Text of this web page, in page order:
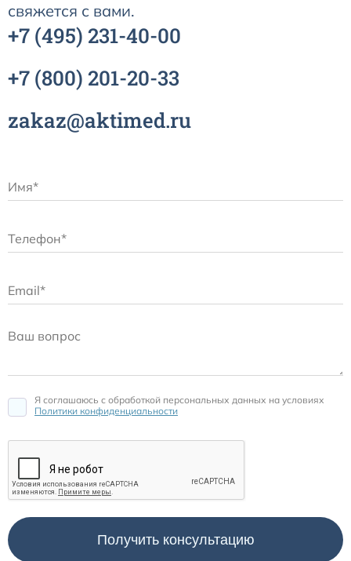
свяжется с вами.
+7 (495) 231-40-00
+7 (800) 201-20-33
zakaz@aktimed.ru
Я соглашаюсь c обработкой персональных данных на условиях
Политики конфиденциальности